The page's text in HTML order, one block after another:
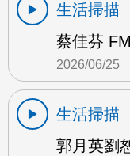
生活掃描
蔡佳芬
2026/06/25
生活掃描
郭月英劉